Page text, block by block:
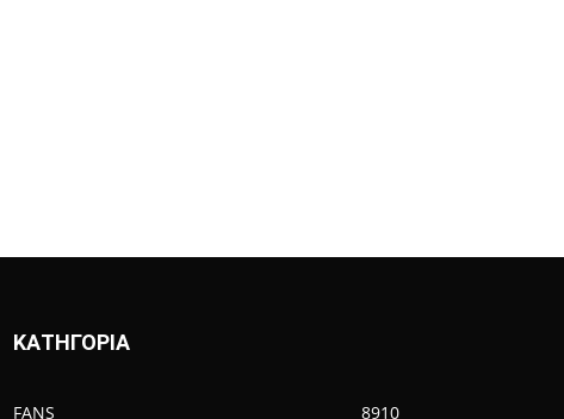
ΚΑΤΗΓΟΡΙΑ
FANS
8910